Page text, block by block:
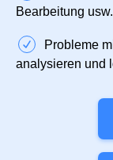
Bearbeitung
Probleme
analysieren und